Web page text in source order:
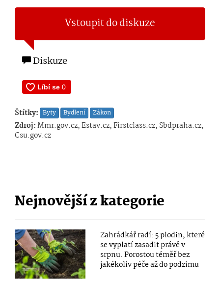
Vstoupit do diskuze
Diskuze
Štítky: Byty Bydlení Zákon
Zdroj:Mmr.gov.cz, Estav.cz, Firstclass.cz, Sbdpraha.cz,
Csu.gov.cz
Nejnovější z kategorie
Zahrádkář radí: 5 plodin, které
se vyplatí zasadit právě v
srpnu. Porostou téměř bez
jakékoliv péče až do podzimu